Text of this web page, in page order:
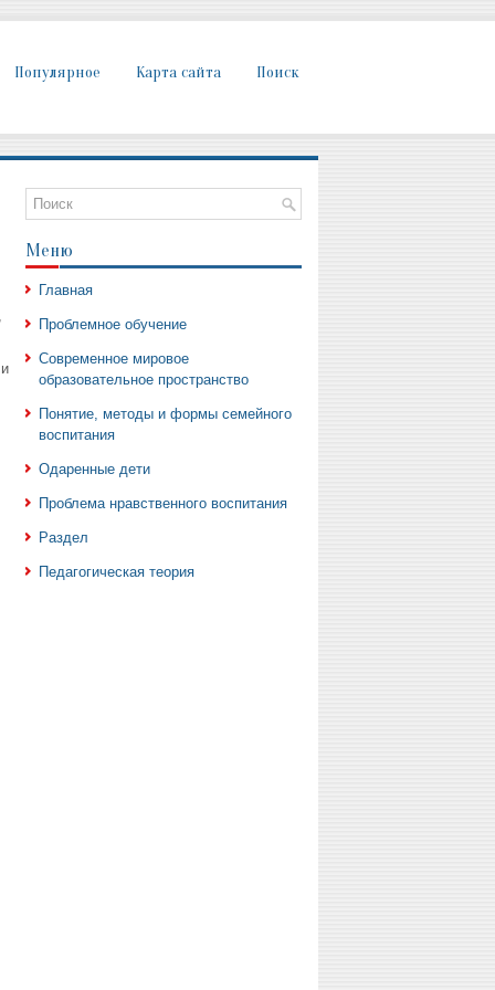
Популярное Карта сайта Поиск
Меню
Главная
Проблемное обучение
Современное мировое
образовательное пространство
Понятие, методы и формы семейного
воспитания
Одаренные дети
Проблема нравственного воспитания
Раздел
Педагогическая теория